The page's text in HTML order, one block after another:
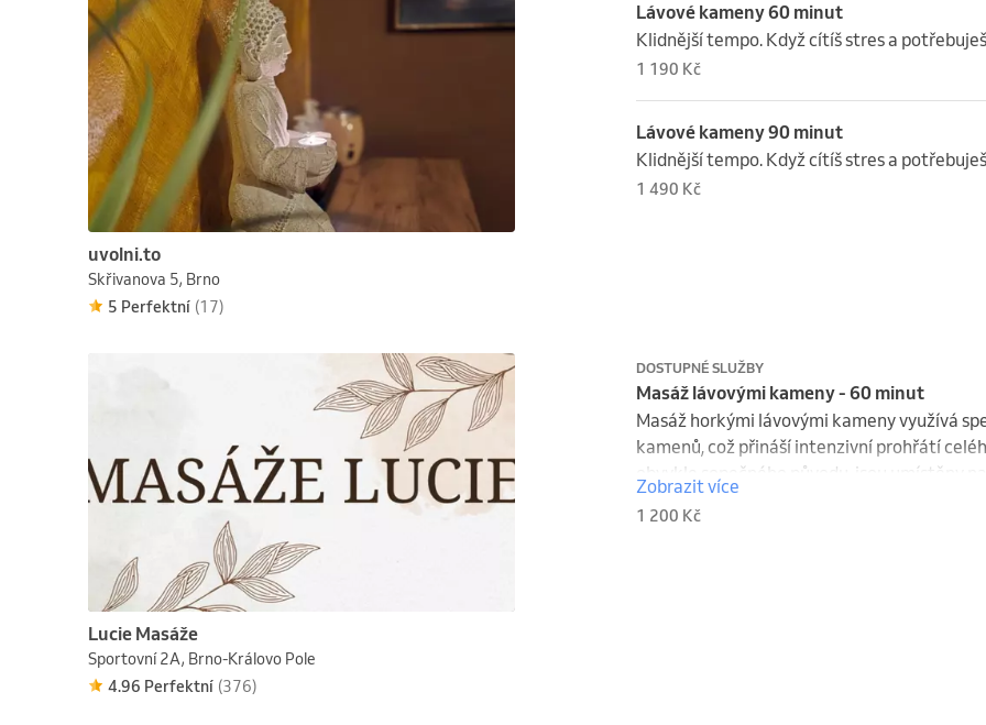
uvolni.to
Skřivanova 5, Brno
5 Perfektní (17)
Lávové kameny 60 minut
Klidnější tempo. Když cítíš stres a
1 190 Kč
Lávové kameny 90 minut
Klidnější tempo. Když cítíš stres a
1 490 Kč
Lucie Masáže
Sportovní 2A, Brno-Královo Pole
4.96 Perfektní (376)
DOSTUPNÉ SLUŽBY
Masáž lávovými kameny - 60 minut
Masáž horkými lávovými kameny využívá
kamenů, což přináší intenzivní prohřátí
obvykle sopečného původu, jsou umístěny
uvolnění svalového napětí a zlepšení
Tato masáž má také pozitivní vliv na
Zobrazit více
1 200 Kč